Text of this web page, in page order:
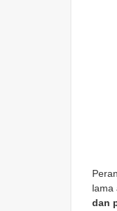
lama
dan